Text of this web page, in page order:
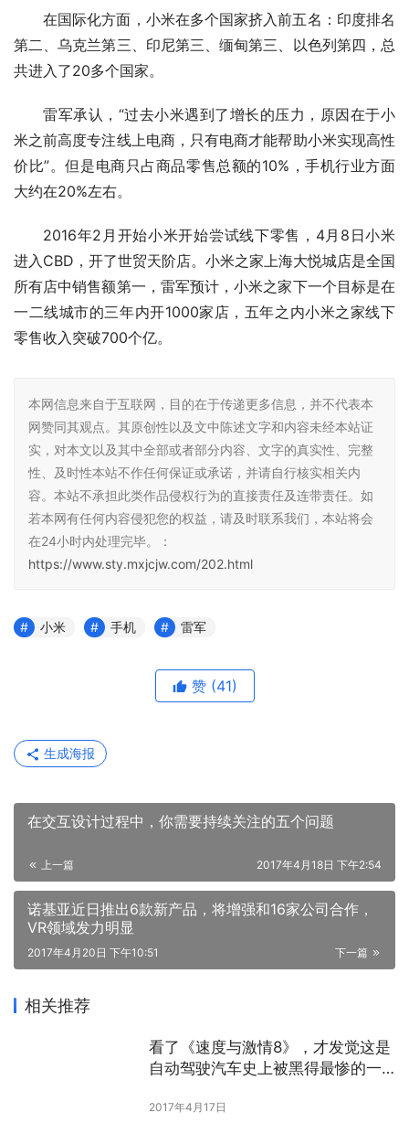
在国际化方面，小米在多个国家挤入前五名：印度排名
第二、乌克兰第三、印尼第三、缅甸第三、以色列第四，总
共进入了20多个国家。
雷军承认，“过去小米遇到了增长的压力，原因在于小
米之前高度专注线上电商，只有电商才能帮助小米实现高性
价比”。但是电商只占商品零售总额的10%，手机行业方面
大约在20%左右。
2016年2月开始小米开始尝试线下零售，4月8日小米
进入CBD，开了世贸天阶店。小米之家上海大悦城店是全国
所有店中销售额第一，雷军预计，小米之家下一个目标是在
一二线城市的三年内开1000家店，五年之内小米之家线下
零售收入突破700个亿。
本网信息来自于互联网，目的在于传递更多信息，并不代表本
网赞同其观点。其原创性以及文中陈述文字和内容未经本站证
实，对本文以及其中全部或者部分内容、文字的真实性、完整
性、及时性本站不作任何保证或承诺，并请自行核实相关内
容。本站不承担此类作品侵权行为的直接责任及连带责任。如
若本网有任何内容侵犯您的权益，请及时联系我们，本站将会
在24小时内处理完毕。：
https://www.sty.mxjcjw.com/202.html
小米 手机 雷军
赞 (41)
生成海报
在交互设计过程中，你需要持续关注的五个问题
上一篇 2017年4月18日 下午2:54
诺基亚近日推出6款新产品，将增强和16家公司合作，
VR领域发力明显
下一篇
2017年4月20日 下午10:51
相关推荐
看了《速度与激情8》，才发觉这是
自动驾驶汽车史上被黑得最惨的一
2017年4月17日